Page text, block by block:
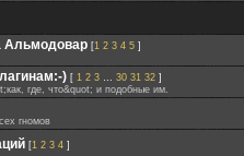
Альмодовар [1 2 3 4 5 ]
) [ 1 2 3 … 30 31 32 ]
где, что&quot; и подобные им.
гномов
[1 2 3 4 ]